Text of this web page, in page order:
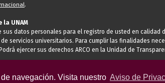
navegación. Visita nuestro Aviso de
.
UNAM
datos personales para el registro de usted en
servicios universitarios. Para cumplir las finalidades
ejercer sus derechos ARCO en la Unidad de